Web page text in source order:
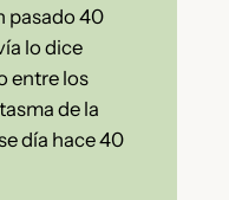
pasado 40
lo dice
entre los
de la
día hace 40